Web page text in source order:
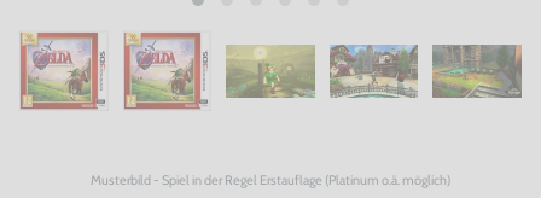
Musterbild - Spiel in der Regel Erstauflage (Platinum o.ä. möglich)